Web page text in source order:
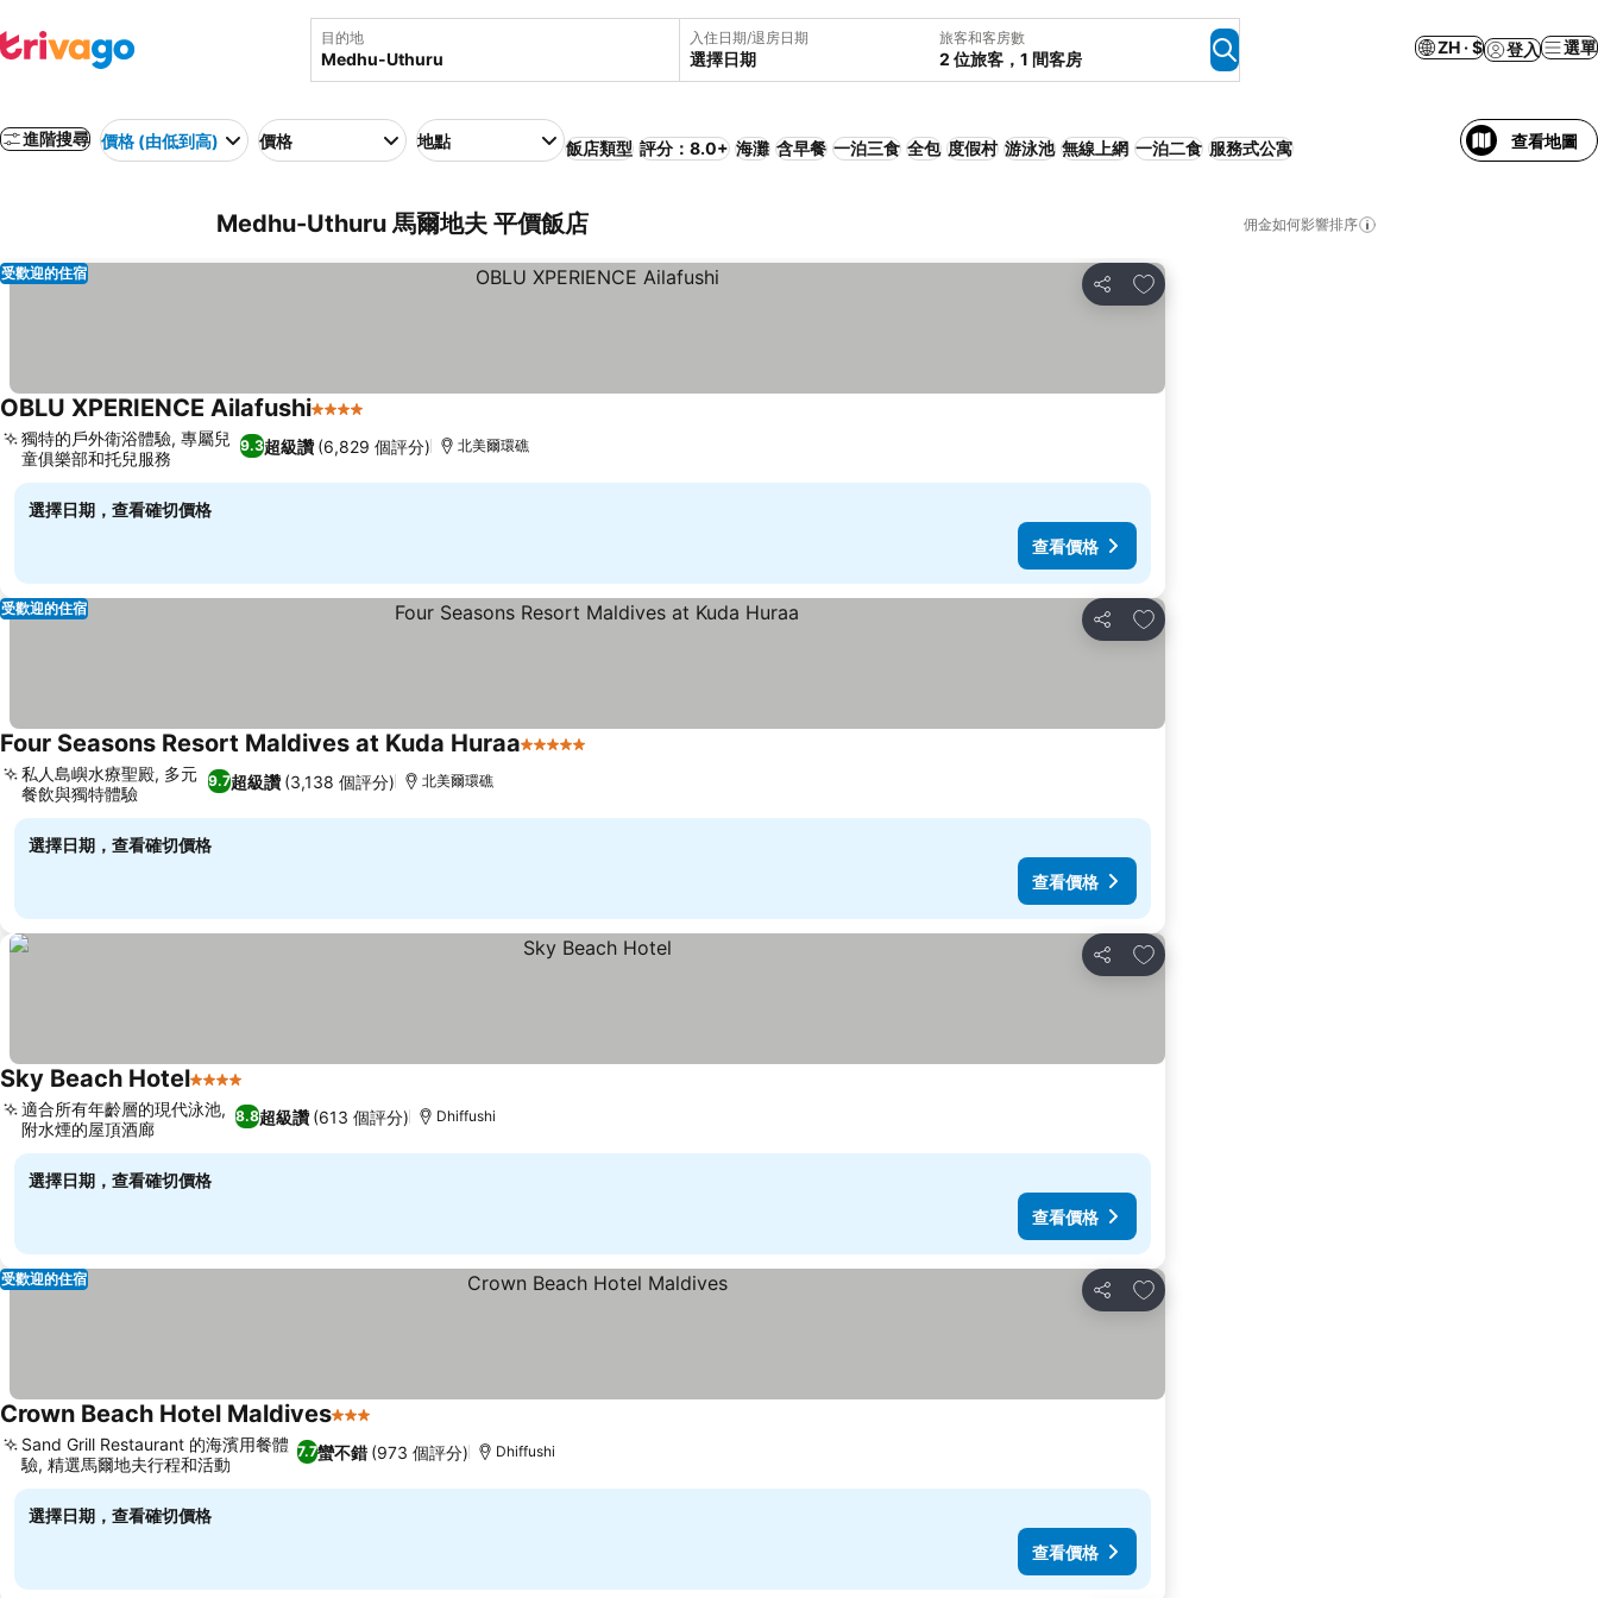
目的地 入住日期/退房日期
選擇日期
旅客和客房數
2 位旅客，1 間客房
ZH · $ 登入 選單
進階搜尋 價格 (由低到高) 價格 地點 飯店類型 評分：8.0+ 海灘 含早餐 一泊三食 全包 度假村 游泳池 無線上網 一泊二食 服務式公寓 查看地圖
Medhu-Uthuru 馬爾地夫 平價飯店 佣金如何影響排序
分享
加入我的最愛
受歡迎的住宿
OBLU XPERIENCE Ailafushi4 星級
9.3超級讚 (6,829 個評分)
獨特的戶外衛浴體驗, 專屬兒
童俱樂部和托兒服務
北美爾環礁
選擇日期，查看確切價格
查看價格
分享
加入我的最愛
受歡迎的住宿
Four Seasons Resort Maldives at Kuda Huraa5 星級
9.7超級讚 (3,138 個評分)
私人島嶼水療聖殿, 多元
餐飲與獨特體驗
北美爾環礁
選擇日期，查看確切價格
查看價格
分享
加入我的最愛
Sky Beach Hotel4 星級
8.8超級讚 (613 個評分)
適合所有年齡層的現代泳池,
附水煙的屋頂酒廊
Dhiffushi
選擇日期，查看確切價格
查看價格
分享
加入我的最愛
受歡迎的住宿
Crown Beach Hotel Maldives3 星級
7.7蠻不錯 (973 個評分)
Sand Grill Restaurant 的海濱用餐體
驗, 精選馬爾地夫行程和活動
Dhiffushi
選擇日期，查看確切價格
查看價格